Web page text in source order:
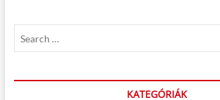
z
é
s
s
:
:
KATEGÓRIÁK